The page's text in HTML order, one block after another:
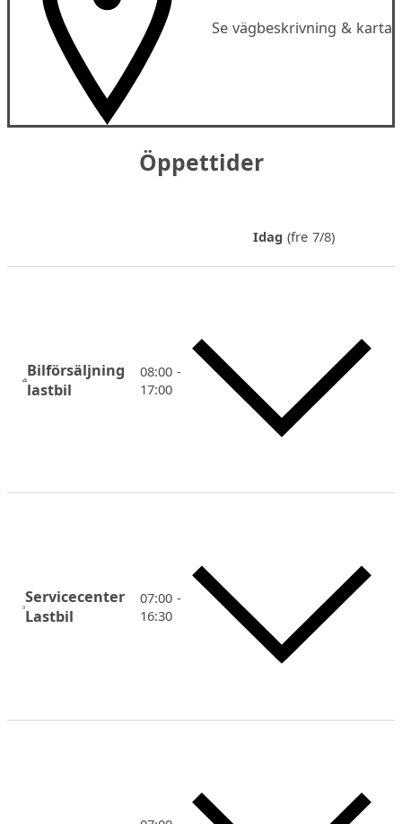
Se vägbeskrivning & karta
Öppettider
Idag (fre 7/8)
Bilförsäljning
lastbil
08:00 -
17:00
Servicecenter
Lastbil
07:00 -
16:30